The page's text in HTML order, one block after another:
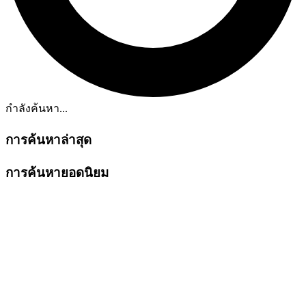
กำลังค้นหา...
การค้นหาล่าสุด
การค้นหายอดนิยม